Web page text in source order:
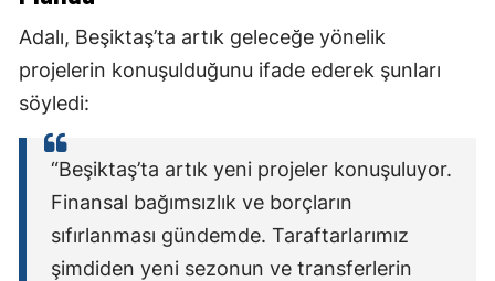
Adalı, Beşiktaş’ta artık geleceğe yönelik
projelerin konuşulduğunu ifade ederek şunları
söyledi:
“Beşiktaş’ta artık yeni projeler konuşuluyor.
Finansal bağımsızlık ve borçların
sıfırlanması gündemde. Taraftarlarımız
şimdiden yeni sezonun ve transferlerin